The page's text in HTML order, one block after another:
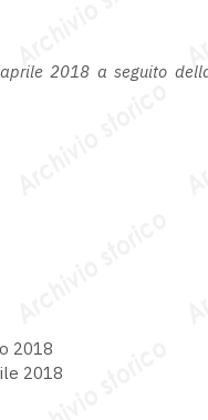
2018 a seguito
2018
2018